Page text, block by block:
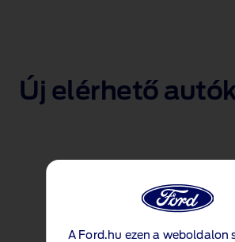
A Ford.hu ezen a weboldalon
Új elérhető